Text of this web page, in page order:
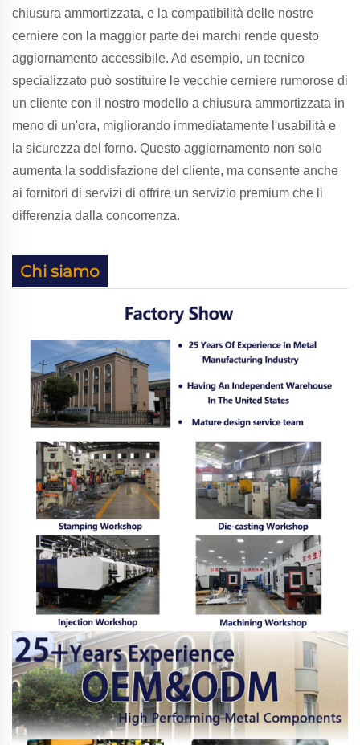
chiusura ammortizzata, e la compatibilità delle nostre
cerniere con la maggior parte dei marchi rende questo
aggiornamento accessibile. Ad esempio, un tecnico
specializzato può sostituire le vecchie cerniere rumorose di
un cliente con il nostro modello a chiusura ammortizzata in
meno di un'ora, migliorando immediatamente l'usabilità e
la sicurezza del forno. Questo aggiornamento non solo
aumenta la soddisfazione del cliente, ma consente anche
ai fornitori di servizi di offrire un servizio premium che li
differenzia dalla concorrenza.
Chi siamo